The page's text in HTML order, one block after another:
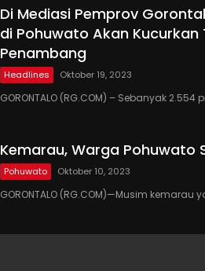
Di Mediasi Pemprov
di Pohuwato Akan Kucurkan
Penambang
Headlines Oktober 19, 2023
GORONTALO (RG.COM) – Sebanyak
Kemarau, Warga Pohuwato
Pohuwato Oktober 10, 2023
GORONTALO (RG.COM)—Musim